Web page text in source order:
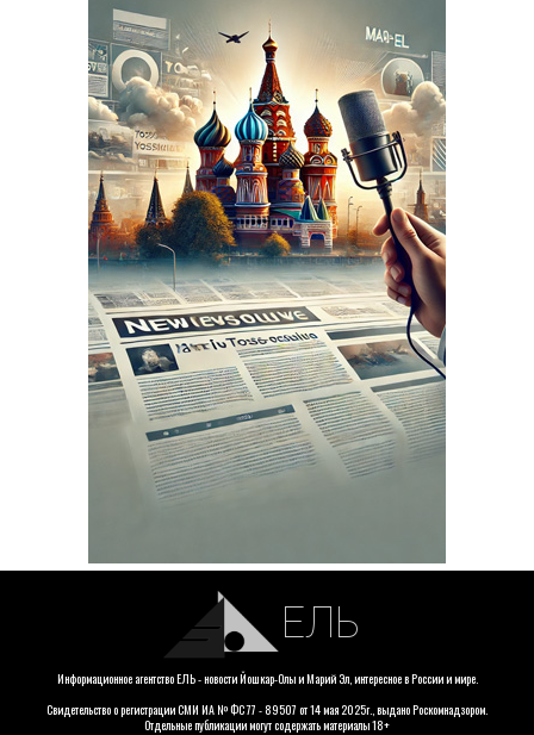
ЕЛЬ
Информационное агентство ЕЛЬ - новости Йошкар-Олы и Марий Эл, интересное в России и мире.
Свидетельство о регистрации СМИ ИА № ФС 77 - 89507 от 14 мая 2025г., выдано Роскомнадзором.
Отдельные публикации могут содержать материалы 18+